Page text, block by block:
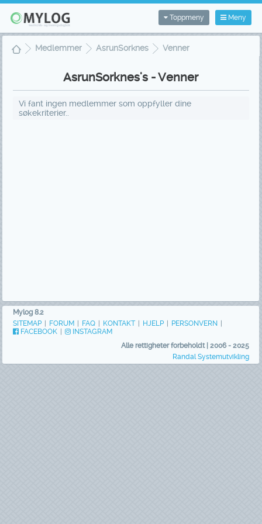
Meny
Toppmeny
Medlemmer AsrunSorknes Venner
AsrunSorknes's - Venner
Vi fant ingen medlemmer som oppfyller dine
søkekriterier..
Mylog 8.2
SITEMAP
FORUM FAQ KONTAKT HJELP PERSONVERN
FACEBOOK
INSTAGRAM
Alle rettigheter forbeholdt | 2006 - 2025
Randal Systemutvikling